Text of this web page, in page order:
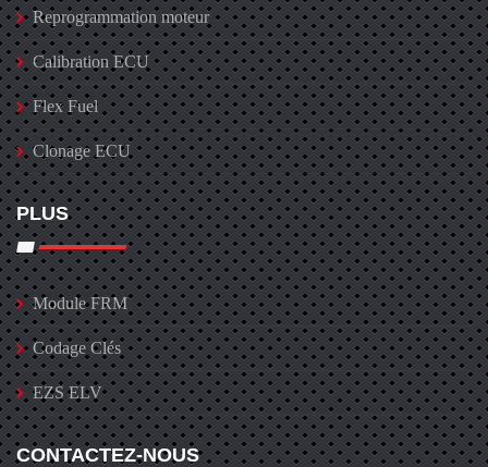
Reprogrammation moteur
Calibration ECU
Flex Fuel
Clonage ECU
PLUS
Module FRM
Codage Clés
EZS ELV
CONTACTEZ-NOUS